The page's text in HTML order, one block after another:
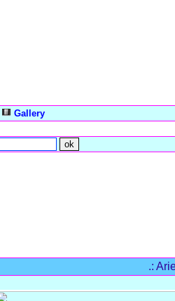
Gallery
.: